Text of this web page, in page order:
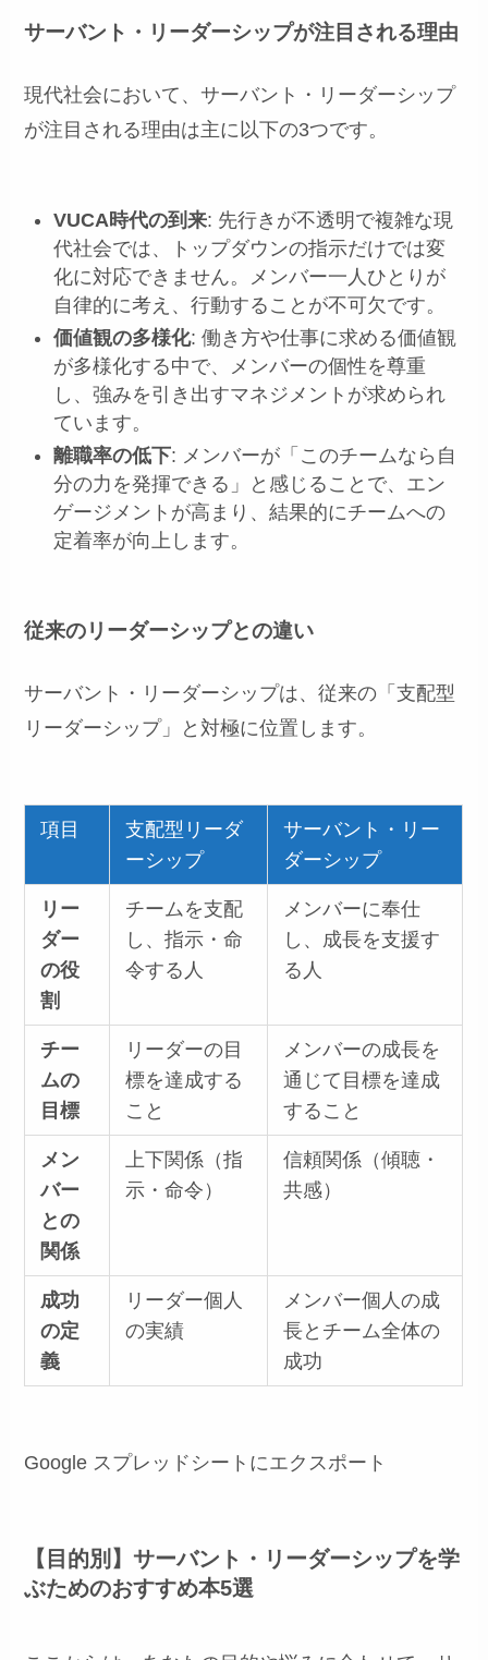
サーバント・リーダーシップが注目される理由
現代社会において、サーバント・リーダーシップ
が注目される理由は主に以下の3つです。
VUCA時代の到来: 先行きが不透明で複雑な現
代社会では、トップダウンの指示だけでは変
化に対応できません。メンバー一人ひとりが
自律的に考え、行動することが不可欠です。
価値観の多様化: 働き方や仕事に求める価値観
が多様化する中で、メンバーの個性を尊重
し、強みを引き出すマネジメントが求められ
ています。
離職率の低下: メンバーが「このチームなら自
分の力を発揮できる」と感じることで、エン
ゲージメントが高まり、結果的にチームへの
定着率が向上します。
従来のリーダーシップとの違い
サーバント・リーダーシップは、従来の「支配型
リーダーシップ」と対極に位置します。
項目
支配型リーダ
ーシップ
サーバント・リー
ダーシップ
リー
ダー
の役
割
チームを支配
し、指示・命
令する人
メンバーに奉仕
し、成長を支援す
る人
チー
ムの
目標
リーダーの目
標を達成する
こと
メンバーの成長を
通じて目標を達成
すること
メン
バー
との
関係
上下関係（指
示・命令）
信頼関係（傾聴・
共感）
成功
の定
義
リーダー個人
の実績
メンバー個人の成
長とチーム全体の
成功
Google スプレッドシートにエクスポート
【目的別】サーバント・リーダーシップを学
ぶためのおすすめ本5選